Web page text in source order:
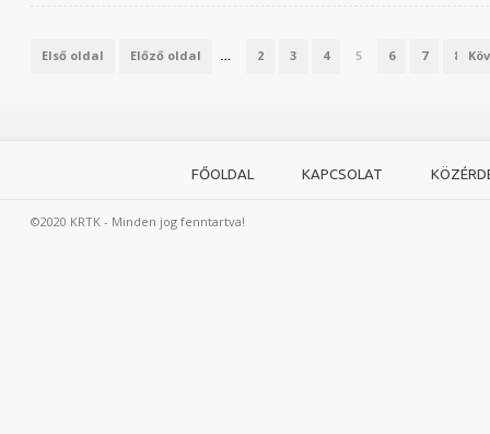
Első oldal Előző oldal … 2 3 4 5 6 7 8
FŐOLDAL KAPCSOLAT
©2020 KRTK - Minden jog fenntartva!